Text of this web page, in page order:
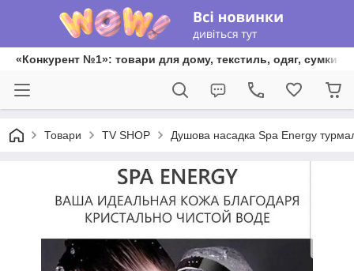
«Конкурент №1»: товари для дому, текстиль, одяг, сумки
Товари TV SHOP Душова насадка Spa Energy